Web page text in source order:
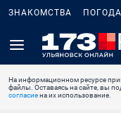
ЗНАКОМСТВА ПОГОДА
На информационном ресурсе
файлы. Оставаясь на сайте, вы
согласиена их использование.